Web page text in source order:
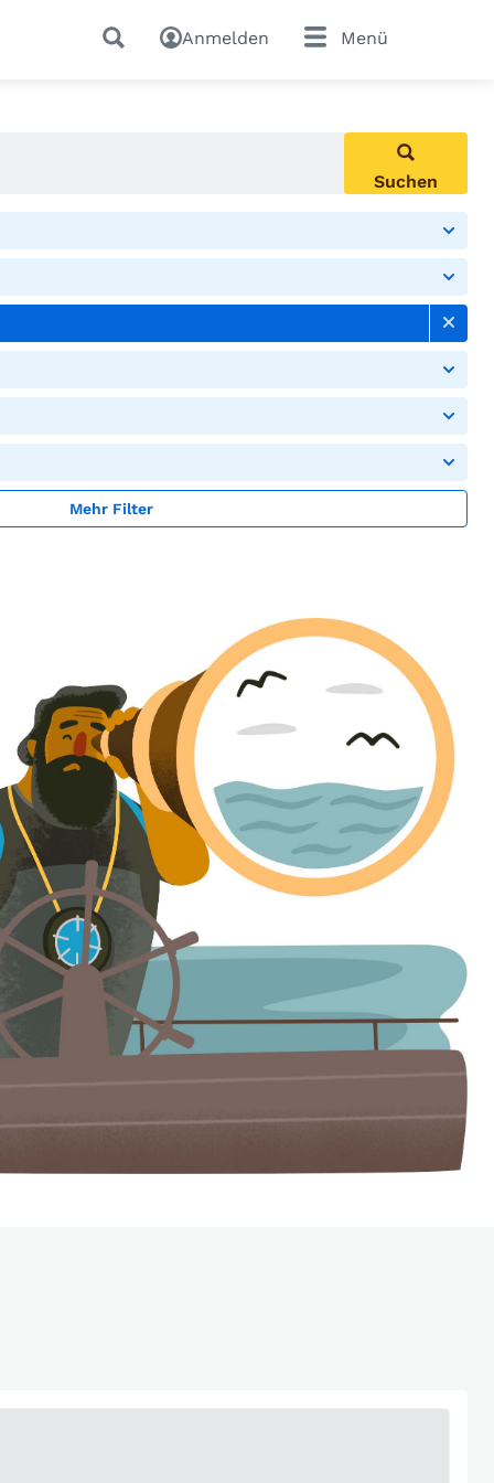
Anmelden Menü
Suchen
Mehr Filter